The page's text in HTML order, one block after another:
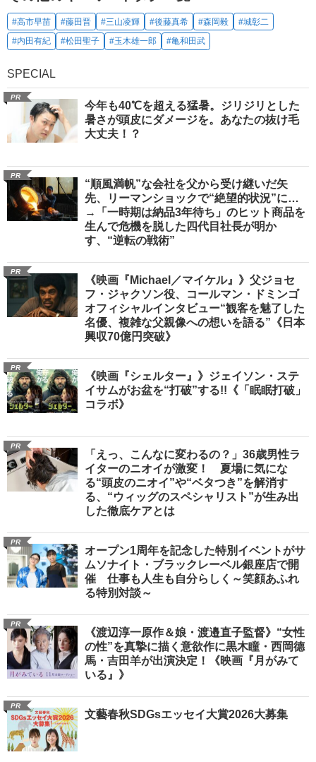
#高市早苗 #藤田晋 #三山凌輝 #後藤真希 #森岡毅
#城彰二
#内田有紀
#松田聖子 #玉木雄一郎 #亀和田武
SPECIAL
PR
今年も40℃を超える猛暑。ジリジリとした
暑さが頭皮にダメージを。あなたの抜け毛
大丈夫！？
PR
“順風満帆”な会社を父から受け継いだ矢
先、リーマンショックで“絶望的状況”に…
→「一時期は納品3年待ち」のヒット商品を
生んで危機を脱した四代目社長が明か
す、“逆転の戦術”
PR
《映画『Michael／マイケル』》父ジョセ
フ・ジャクソン役、コールマン・ドミンゴ
オフィシャルインタビュー“観客を魅了した
名優、複雑な父親像への想いを語る”《日本
興収70億円突破》
PR
《映画『シェルター』》ジェイソン・ステ
イサムがお盆を“打破”する!!《「眠眠打破」
コラボ》
PR
「えっ、こんなに変わるの？」36歳男性ラ
イターのニオイが激変！ 夏場に気にな
る“頭皮のニオイ”や“ベタつき”を解消す
る、“ウィッグのスペシャリスト”が生み出
した徹底ケアとは
PR
オープン1周年を記念した特別イベントがサ
ムソナイト・ブラックレーベル銀座店で開
催 仕事も人生も自分らしく～笑顔あふれ
る特別対談～
PR
《渡辺淳一原作＆娘・渡邉直子監督》“女性
の性”を真摯に描く意欲作に黒木瞳・西岡德
馬・吉田羊が出演決定！《映画『月がみて
いる』》
PR
文藝春秋SDGsエッセイ大賞2026大募集